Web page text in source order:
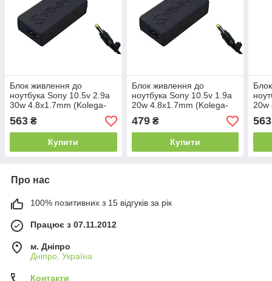
Блок живлення до
ноутбука Sony 10.5v 2.9a
30w 4.8x1.7mm (Kolega-
Power (A++)) 24 міс.гар.
563 ₴
Купити
Блок живлення до
ноутбука Sony 10.5v 1.9a
20w 4.8x1.7mm (Kolega-
Power (A)) 12 міс.гар.
479₴
Купити
20w
563
Про нас
100% позитивних з 15 відгуків за рік
Працює з 07.11.2012
м. Дніпро
Дніпро, Україна
Контакти